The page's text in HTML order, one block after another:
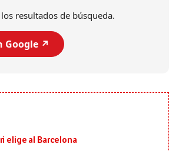
resultados de búsqueda.
Google ↗️
elige al Barcelona